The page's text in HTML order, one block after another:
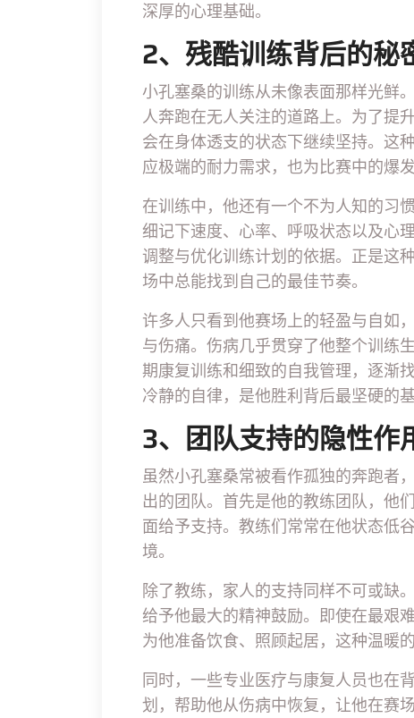
深厚的心理基础。
2、残酷训练背后的秘
小孔塞桑的训练从未像表面那样光鲜
人奔跑在无人关注的道路上。为了提
会在身体透支的状态下继续坚持。这
应极端的耐力需求，也为比赛中的爆
在训练中，他还有一个不为人知的
细记下速度、心率、呼吸状态以及心
调整与优化训练计划的依据。正是这
场中总能找到自己的最佳节奏。
许多人只看到他赛场上的轻盈与自如
与伤痛。伤病几乎贯穿了他整个训练
期康复训练和细致的自我管理，逐渐
冷静的自律，是他胜利背后最坚硬的基
3、团队支持的隐性作
虽然小孔塞桑常被看作孤独的奔跑者
出的团队。首先是他的教练团队，他
面给予支持。教练们常常在他状态低
境。
除了教练，家人的支持同样不可或缺
给予他最大的精神鼓励。即使在最艰
为他准备饮食、照顾起居，这种温暖
同时，一些专业医疗与康复人员也在
划，帮助他从伤病中恢复，让他在赛